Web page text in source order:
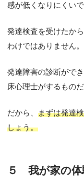
感が低くなりにくいで
発達検査を受けたか
わけではありません。
発達障害の診断がで
床心理士がするものだ
だから、 まずは発達
しょう。
５ 我が家の体